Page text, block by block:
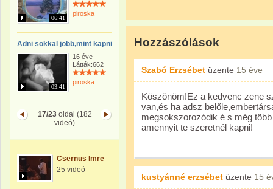
06:41
piroska
Adni sokkal jobb,mint kapni
03:41
16 éve
Látták:662
piroska
17/23oldal (182
videó)
Csernus Imre
25 videó
Hozzászólások
Szabó Erzsébet üzente 15 éve
Köszönöm!Ez a kedvenc zene
van,és ha adsz
megsokszorozódik é s még
amennyit te szeretnél kapni!
kustyánné erzsébet üzente 15